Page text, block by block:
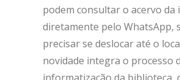
podem consultar o acervo da
diretamente pelo WhatsApp,
precisar se deslocar até o
novidade integra o processo